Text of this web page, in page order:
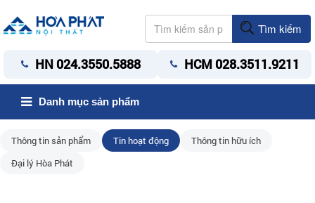
Tìm kiếm
HN 024.3550.5888 HCM 028.3511.9211
Danh mục sản phẩm
Thông tin sản phẩm Tin hoạt động
Thông tin hữu ích
Đại lý Hòa Phát